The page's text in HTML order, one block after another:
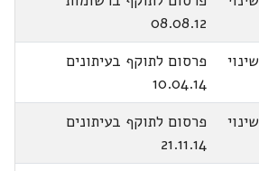
08.08.12
שינוי
פרסום לתוקף בעיתונים
10.04.14
שינוי
פרסום לתוקף בעיתונים
21.11.14